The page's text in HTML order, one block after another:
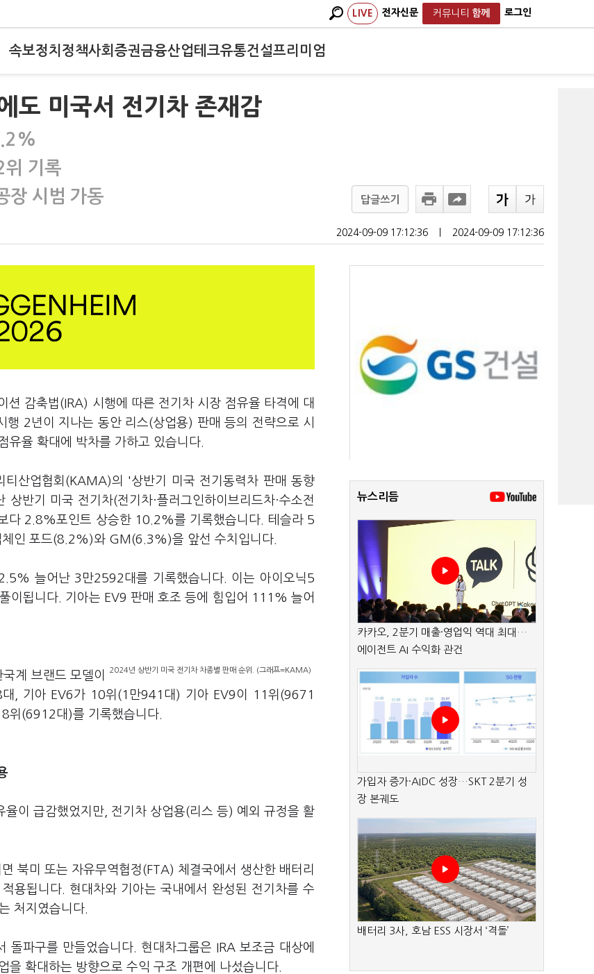
LIVE 전자신문 커뮤니티 함께 로그인
속보정치 정책사회 증권금융산업테크유통건설프리미엄
도 미국서 전기차 존재감
위 기록
장 시범 가동
답글쓰기
2024-09-09 17:12:36 2024-09-09 17:12:36
션 감축법(IRA) 시행에 따른 전기차 시장 점유율 타격에 대
2년이 지나는 동안 리스(상업용) 판매 등의 전략으로 시
유율 확대에 박차를 가하고 있습니다.
티산업협회(KAMA)의 '상반기 미국 전기동력차 판매 동향
상반기 미국 전기차(전기차·플러그인하이브리드차·수소전
다 2.8%포인트 상승한 10.2%를 기록했습니다. 테슬라 5
인 포드(8.2%)와 GM(6.3%)을 앞선 수치입니다.
늘어난 3만2592대를 기록했습니다. 이는 아이오닉5
이됩니다. 기아는 EV9 판매 호조 등에 힘입어 111% 늘어
2024년 상반기 미국 전기차 차종별 판매 순위. (그래프=KAMA)
계 브랜드 모델이
, 기아 EV6가 10위(1만941대) 기아 EV9이 11위(9671
위(6912대)를 기록했습니다.
이 급감했었지만, 전기차 상업용(리스 등) 예외 규정을 활
북미 또는 자유무역협정(FTA) 체결국에서 생산한 배터리
용됩니다. 현대차와 기아는 국내에서 완성된 전기차를 수
처지였습니다.
파구를 만들었습니다. 현대차그룹은 IRA 보조금 대상에
확대하는 방향으로 수익 구조 개편에 나섰습니다.
뉴스리듬
카카오, 2분기 매출·영업익 역대 최대…
에이전트 AI 수익화 관건
가입자 증가·AIDC 성장…SKT 2분기 성
장 본궤도
배터리 3사, 호남 ESS 시장서 ‘격돌’